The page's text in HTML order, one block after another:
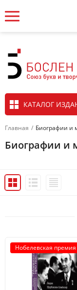
КАТАЛОГ
Главная / Биографии и
Биографии и
Нобелевская премия